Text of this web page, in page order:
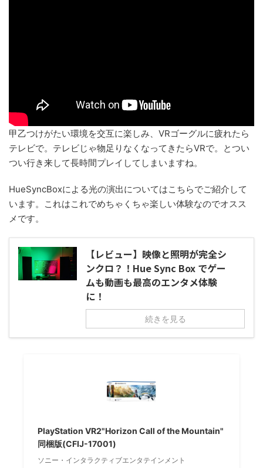
甲乙つけがたい環境を交互に楽しみ、VRゴーグルに疲れたら
テレビで。テレビじゃ物足りなくなってきたらVRで。とつい
つい行き来して長時間プレイしてしまいますね。
HueSyncBoxによる光の演出についてはこちらでご紹介して
います。これはこれでめちゃくちゃ楽しい体験なのでオスス
メです。
【レビュー】映像と照明が完全シ
ンクロ？！Hue Sync Box でゲー
ムも動画も最高のエンタメ体験
に！
続きを見る
PlayStation VR2"Horizon Call of the Mountain"
同梱版(CFIJ-17001)
ソニー・インタラクティブエンタテインメント